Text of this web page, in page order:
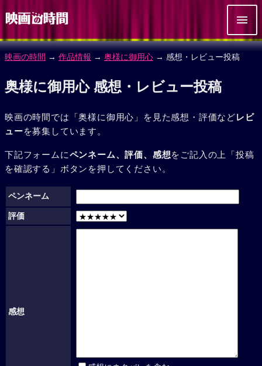
映画の時間 → 作品情報 → 奥様に御用心 → 感想・レビュー投稿
奥様に御用心 感想・レビュー投稿
映画の時間では「奥様に御用心」を見た感想・評価などレビ
ューを募集しています。
下記フォームにペンネーム、評価、感想をご記入の上「投稿
を確認する」ボタンを押してください。
ペンネーム
評価
感想